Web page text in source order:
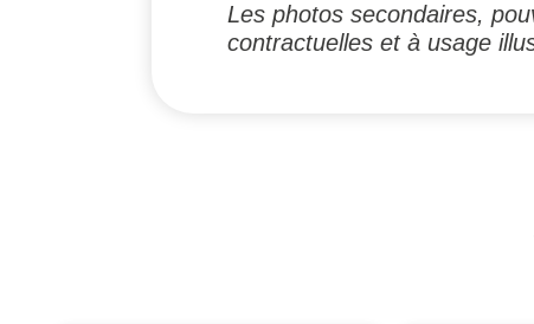
Les photos secondaires,
contractuelles et à usage